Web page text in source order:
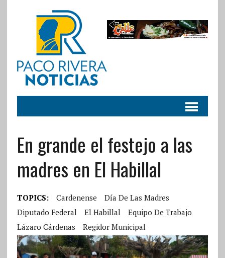
En grande el festejo a las
madres en El Habillal
TOPICS: Cardenense
Día De Las Madres
Diputado Federal
El Habillal
Equipo De Trabajo
Lázaro Cárdenas
Regidor Municipal